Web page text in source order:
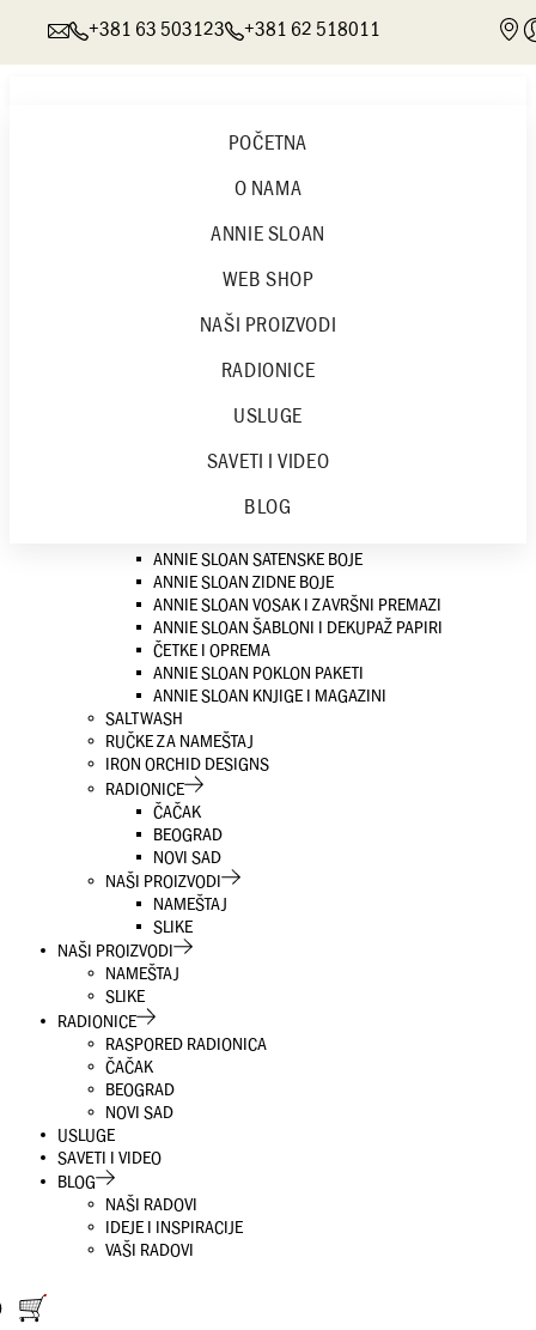
+381 63 503123 +381 62 518011
POČETNA
O NAMA
ANNIE SLOAN
WEB SHOP
NAŠI PROIZVODI
RADIONICE
USLUGE
SAVETI I VIDEO
BLOG
ANNIE SLOAN SATENSKE BOJE
ANNIE SLOAN VOSAK I ZAVRŠNI PREMAZI
ANNIE SLOAN KNJIGE I MAGAZINI
ANNIE SLOAN SATENSKE BOJE
ANNIE SLOAN ZIDNE BOJE
ANNIE SLOAN VOSAK I ZAVRŠNI PREMAZI
ANNIE SLOAN ŠABLONI I DEKUPAŽ PAPIRI
ČETKE I OPREMA
ANNIE SLOAN POKLON PAKETI
ANNIE SLOAN KNJIGE I MAGAZINI
SALTWASH
RUČKE ZA NAMEŠTAJ
IRON ORCHID DESIGNS
RADIONICE
ČAČAK
BEOGRAD
NOVI SAD
NAŠI PROIZVODI
NAMEŠTAJ
SLIKE
NAŠI PROIZVODI
NAMEŠTAJ
SLIKE
RADIONICE
RASPORED RADIONICA
ČAČAK
BEOGRAD
NOVI SAD
USLUGE
SAVETI I VIDEO
BLOG
NAŠI RADOVI
IDEJE I INSPIRACIJE
VAŠI RADOVI